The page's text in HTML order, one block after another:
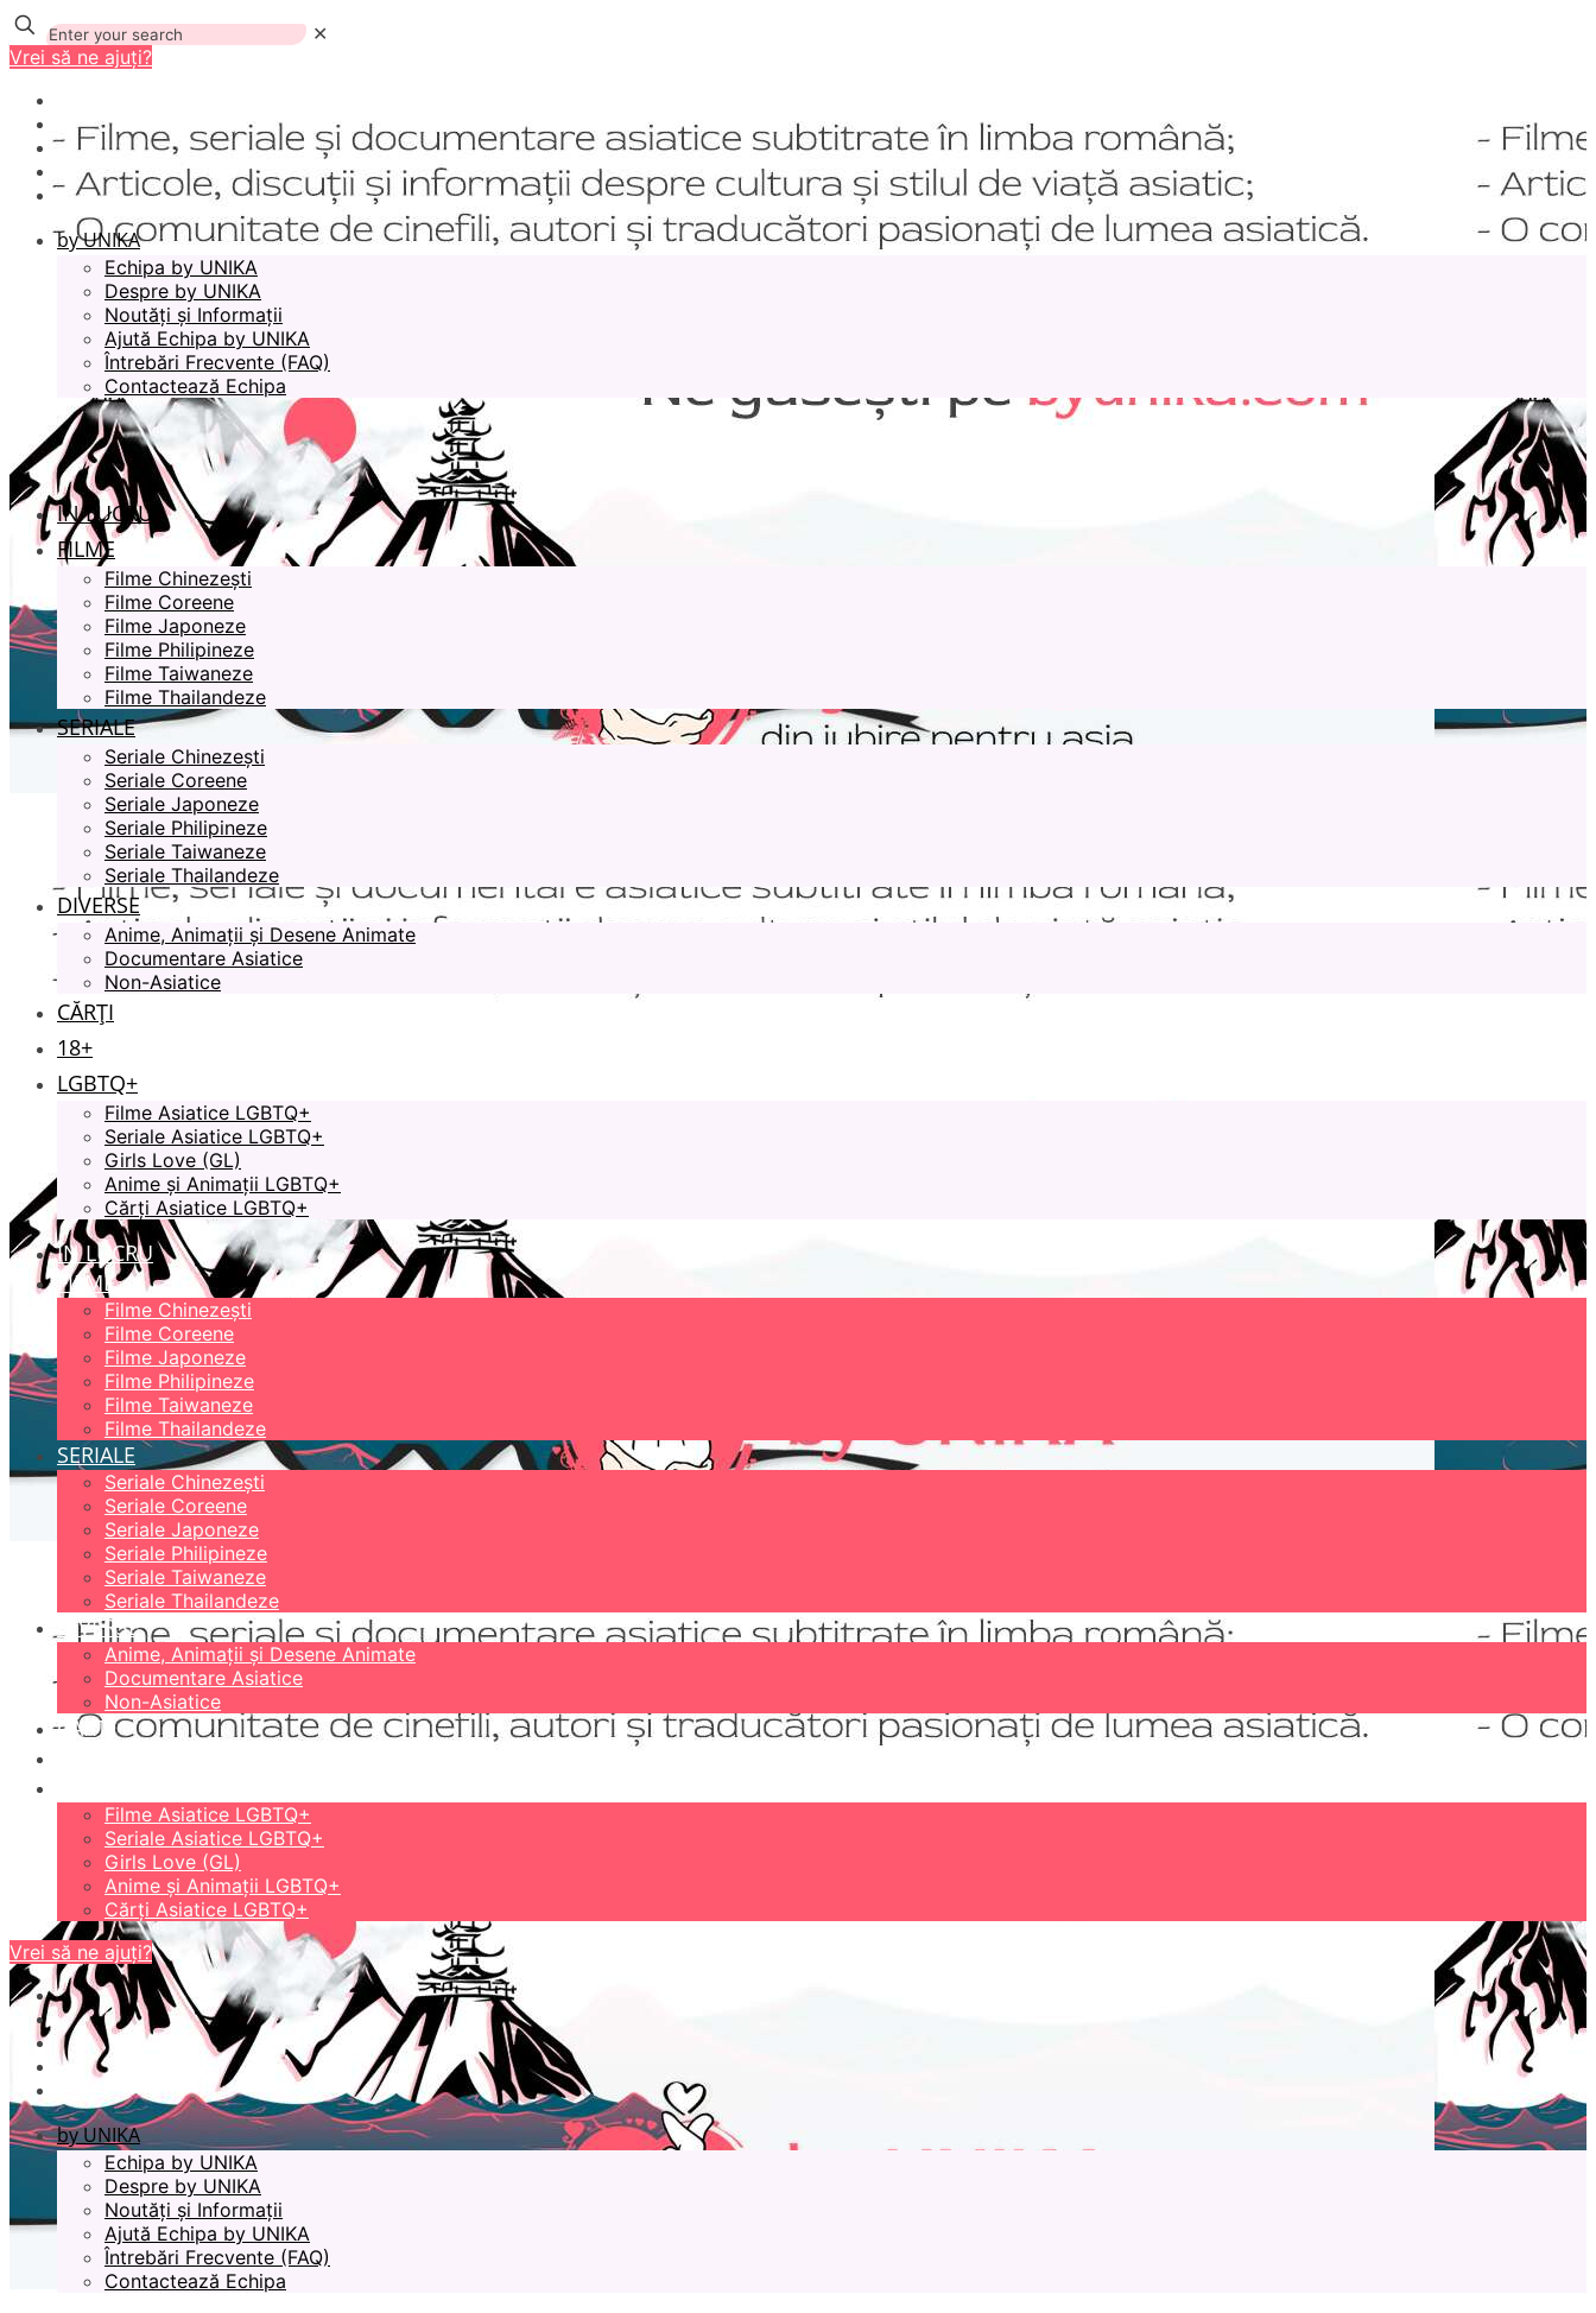
✕
Vrei să ne ajuți?
by UNIKA
Echipa by UNIKA
Despre by UNIKA
Noutăți și Informații
Ajută Echipa by UNIKA
Întrebări Frecvente (FAQ)
Contactează Echipa
ÎN LUCRU
FILME
Filme Chinezești
Filme Coreene
Filme Japoneze
Filme Philipineze
Filme Taiwaneze
Filme Thailandeze
SERIALE
Seriale Chinezești
Seriale Coreene
Seriale Japoneze
Seriale Philipineze
Seriale Taiwaneze
Seriale Thailandeze
DIVERSE
Anime, Animații și Desene Animate
Documentare Asiatice
Non-Asiatice
CĂRȚI
18+
LGBTQ+
Filme Asiatice LGBTQ+
Seriale Asiatice LGBTQ+
Girls Love (GL)
Anime și Animații LGBTQ+
Cărți Asiatice LGBTQ+
ÎN LUCRU
FILME
Filme Chinezești
Filme Coreene
Filme Japoneze
Filme Philipineze
Filme Taiwaneze
Filme Thailandeze
SERIALE
Seriale Chinezești
Seriale Coreene
Seriale Japoneze
Seriale Philipineze
Seriale Taiwaneze
Seriale Thailandeze
DIVERSE
Anime, Animații și Desene Animate
Documentare Asiatice
Non-Asiatice
CĂRȚI
Filme Asiatice LGBTQ+
Seriale Asiatice LGBTQ+
Girls Love (GL)
Anime și Animații LGBTQ+
Cărți Asiatice LGBTQ+
Vrei să ne ajuți?
by UNIKA
Echipa by UNIKA
Despre by UNIKA
Noutăți și Informații
Ajută Echipa by UNIKA
Întrebări Frecvente (FAQ)
Contactează Echipa